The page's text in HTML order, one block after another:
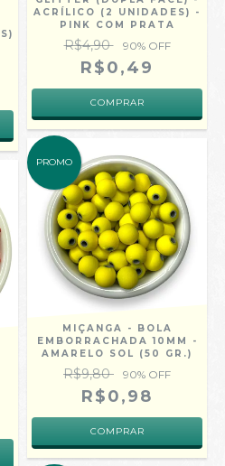
ACRÍLICO (2 UNIDADES) -
PINK COM PRATA
R$4,90 90% OFF
R$0,49
PROMO
MIÇANGA - BOLA
EMBORRACHADA 10MM -
AMARELO SOL (50 GR.)
R$9,80 90% OFF
R$0,98